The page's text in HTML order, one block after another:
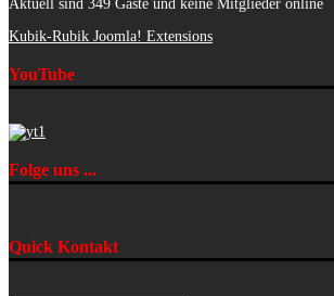
Aktuell sind 349 Gäste und keine Mitglieder online
Kubik-Rubik Joomla! Extensions
YouTube
Folge uns ...
Quick Kontakt